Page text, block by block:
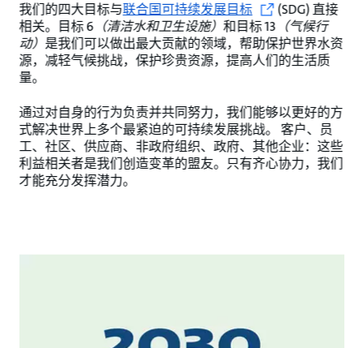
我们的四大目标与联合国可持续发展目标
(SDG) 直接
相关。目标 6（清洁水和卫生设施）和目标 13 （气候行
动）是我们可以做出最大贡献的领域，帮助保护世界水资
源，减轻气候挑战，保护珍贵资源，提高人们的生活质
量。
通过对自身的行为负责并共同努力，我们能够以更好的方
式解决世界上多个最紧迫的可持续发展挑战。 客户、员
工、社区、供应商、非政府组织、政府、其他企业：这些
利益相关者是我们创造变革的盟友。只有齐心协力，我们
才能充分发挥潜力。